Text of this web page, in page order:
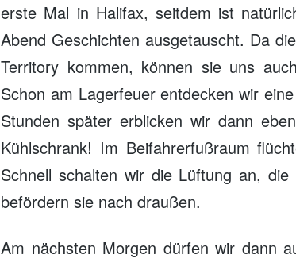
erste Mal in Halifax, seitdem ist
Abend Geschichten ausgetauscht. Da
Territory kommen, können sie uns
Schon am Lagerfeuer entdecken wir
Stunden später erblicken wir dann
Kühlschrank! Im Beifahrerfußraum
Schnell schalten wir die Lüftung an,
befördern sie nach draußen.
Am nächsten Morgen dürfen wir dann